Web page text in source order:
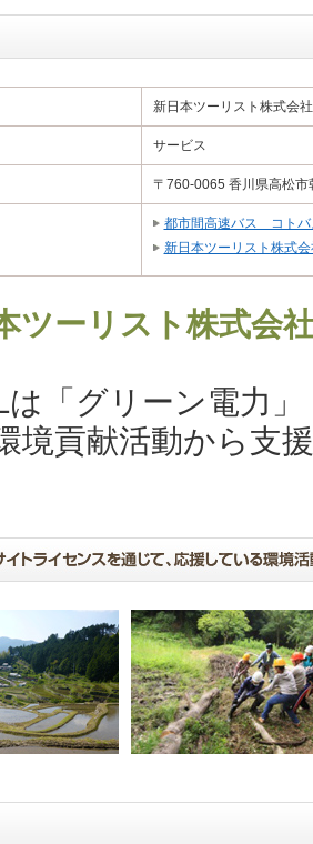
新日本ツーリスト株式会社
サービス
〒760-0065 香川県高松
都市間高速バス コトバ
新日本ツーリスト株式会
ツーリスト株式会
は「グリーン電力
境貢献活動から支